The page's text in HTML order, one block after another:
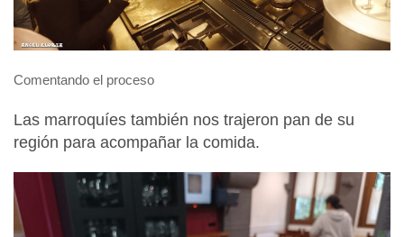
Comentando el proceso
Las marroquíes también nos trajeron pan de su
región para acompañar la comida.